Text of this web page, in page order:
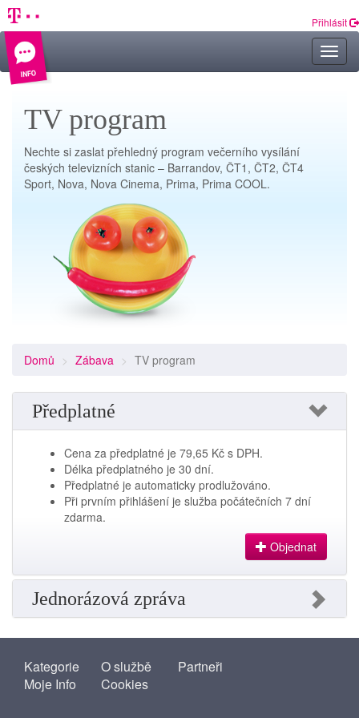
Přihlásit
TV program
Nechte si zaslat přehledný program večerního vysílání
českých televizních stanic – Barrandov, ČT1, ČT2, ČT4
Sport, Nova, Nova Cinema, Prima, Prima COOL.
Domů Zábava TV program
Předplatné
Cena za předplatné je 79,65 Kč s DPH.
Délka předplatného je 30 dní.
Předplatné je automaticky prodlužováno.
Při prvním přihlášení je služba počátečních 7 dní
zdarma.
Objednat
Jednorázová zpráva
Kategorie O službě
Partneři
Moje Info
Cookies